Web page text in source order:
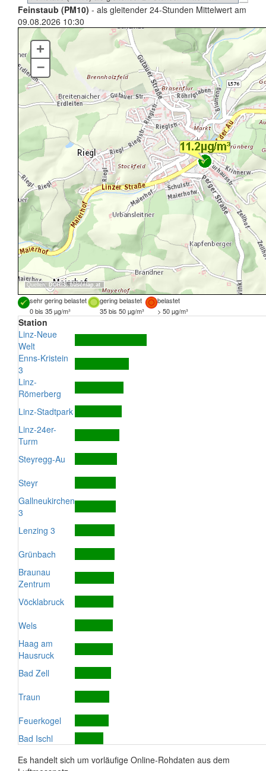
Feinstaub (PM10) - als gleitender 24-Stunden Mittelwert am
09.08.2026 10:30
Quellen: DORIS,basemap.at
+
–
sehr gering belastet gering belastet
belastet
0 bis 35 µg/m³
35 bis 50 µg/m³ > 50 µg/m³
Station
Linz-Neue
Welt
Enns-Kristein
3
Linz-
Römerberg
Linz-Stadtpark
Linz-24er-
Turm
Steyregg-Au
Steyr
Gallneukirchen
3
Lenzing 3
Grünbach
Braunau
Zentrum
Vöcklabruck
Wels
Haag am
Hausruck
Bad Zell
Traun
Feuerkogel
Bad Ischl
Es handelt sich um vorläufige Online-Rohdaten aus dem